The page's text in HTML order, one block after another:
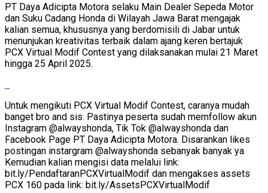
PT Daya Adicipta Motora selaku Main Dealer Sepeda Motor
dan Suku Cadang Honda di Wilayah Jawa Barat mengajak
kalian semua, khususnya yang berdomisili di Jabar untuk
menunjukan kreativitas terbaik dalam ajang keren bertajuk
PCX Virtual Modif Contest yang dilaksanakan mulai 21 Maret
hingga 25 April 2025.
Untuk mengikuti PCX Virtual Modif Contest, caranya mudah
banget bro and sis. Pastinya peserta sudah memfollow akun
Instagram @alwayshonda, Tik Tok @alwayshonda dan
Facebook Page PT Daya Adicipta Motora. Disarankan likes
postingan instargram @alwayshonda sebanyak banyak ya.
Kemudian kalian mengisi data melalui link:
bit.ly/PendaftaranPCXVirtualModif dan mengakses assets
PCX 160 pada link: bit.ly/AssetsPCXVirtualModif